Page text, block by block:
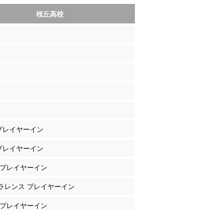
桜丘高校
イヤーイン
イヤーイン
レイヤーイン
レンス プレイヤーイン
レイヤーイン